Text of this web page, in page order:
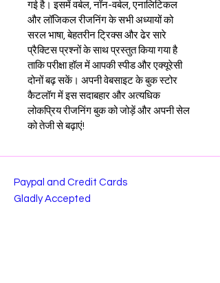
गई है। इसमें वर्बल, नॉन-वर्बल, एनालिटिकल
और लॉजिकल रीजनिंग के सभी अध्यायों को
सरल भाषा, बेहतरीन ट्रिक्स और ढेर सारे
प्रैक्टिस प्रश्नों के साथ प्रस्तुत किया गया है
ताकि परीक्षा हॉल में आपकी स्पीड और एक्यूरेसी
दोनों बढ़ सकें। अपनी वेबसाइट के बुक स्टोर
कैटलॉग में इस सदाबहार और अत्यधिक
लोकप्रिय रीजनिंग बुक को जोड़ें और अपनी सेल
को तेजी से बढ़ाएं!
Paypal and Credit Cards
Gladly Accepted